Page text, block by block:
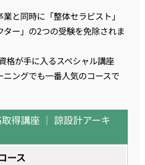
と同時に「整体セラピスト」
ター」の2つの受験を免除されま
格が手に入るスペシャル講座
ングでも一番人気のコースで
得講座 ｜ 諒設計アーキ
ース